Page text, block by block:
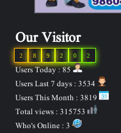
Our Visitor
2
0
2
9
8
2
Users Today : 85